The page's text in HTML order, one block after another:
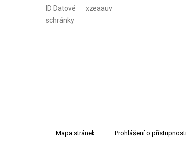
ID Datové
schránky
xzeaauv
Mapa stránek Prohlášení o přístupnosti